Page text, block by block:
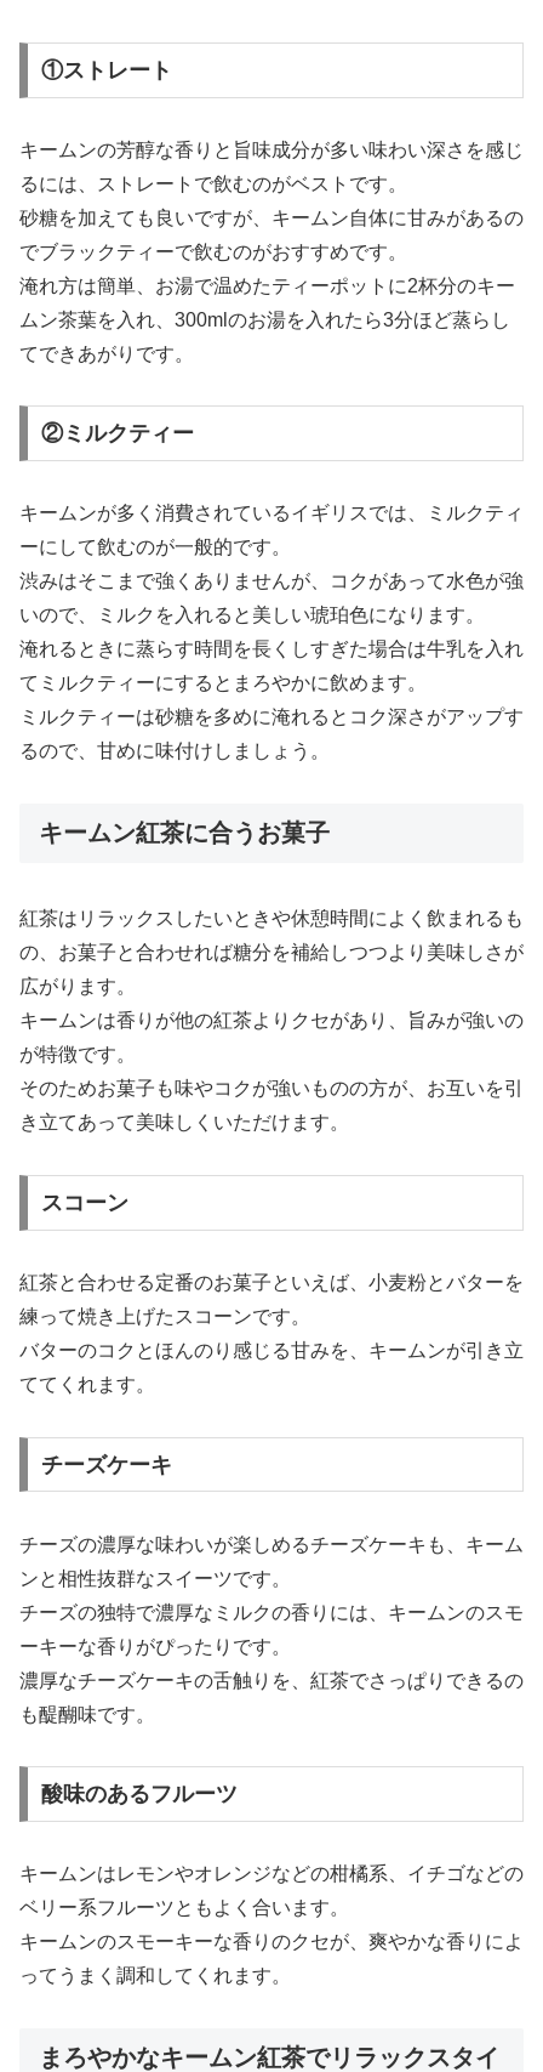
①ストレート
キームンの芳醇な香りと旨味成分が多い味わい深さを感じ
るには、ストレートで飲むのがベストです。
砂糖を加えても良いですが、キームン自体に甘みがあるの
でブラックティーで飲むのがおすすめです。
淹れ方は簡単、お湯で温めたティーポットに2杯分のキー
ムン茶葉を入れ、300mlのお湯を入れたら3分ほど蒸らし
てできあがりです。
②ミルクティー
キームンが多く消費されているイギリスでは、ミルクティ
ーにして飲むのが一般的です。
渋みはそこまで強くありませんが、コクがあって水色が強
いので、ミルクを入れると美しい琥珀色になります。
淹れるときに蒸らす時間を長くしすぎた場合は牛乳を入れ
てミルクティーにするとまろやかに飲めます。
ミルクティーは砂糖を多めに淹れるとコク深さがアップす
るので、甘めに味付けしましょう。
キームン紅茶に合うお菓子
紅茶はリラックスしたいときや休憩時間によく飲まれるも
の、お菓子と合わせれば糖分を補給しつつより美味しさが
広がります。
キームンは香りが他の紅茶よりクセがあり、旨みが強いの
が特徴です。
そのためお菓子も味やコクが強いものの方が、お互いを引
き立てあって美味しくいただけます。
スコーン
紅茶と合わせる定番のお菓子といえば、小麦粉とバターを
練って焼き上げたスコーンです。
バターのコクとほんのり感じる甘みを、キームンが引き立
ててくれます。
チーズケーキ
チーズの濃厚な味わいが楽しめるチーズケーキも、キーム
ンと相性抜群なスイーツです。
チーズの独特で濃厚なミルクの香りには、キームンのスモ
ーキーな香りがぴったりです。
濃厚なチーズケーキの舌触りを、紅茶でさっぱりできるの
も醍醐味です。
酸味のあるフルーツ
キームンはレモンやオレンジなどの柑橘系、イチゴなどの
ベリー系フルーツともよく合います。
キームンのスモーキーな香りのクセが、爽やかな香りによ
ってうまく調和してくれます。
まろやかなキームン紅茶でリラックスタイ